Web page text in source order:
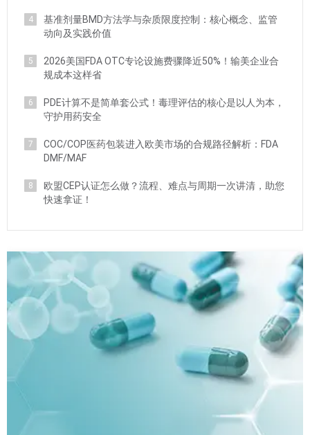
4
基准剂量BMD方法学与杂质限度控制：核心概念、监管
动向及实践价值
5
2026美国FDA OTC专论设施费骤降近50%！输美企业合
规成本这样省
6
PDE计算不是简单套公式！毒理评估的核心是以人为本，
守护用药安全
7
COC/COP医药包装进入欧美市场的合规路径解析：FDA
DMF/MAF
8
欧盟CEP认证怎么做？流程、难点与周期一次讲清，助您
快速拿证！